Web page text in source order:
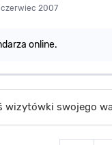
czerwiec 2007
online.
wizytówki swojego